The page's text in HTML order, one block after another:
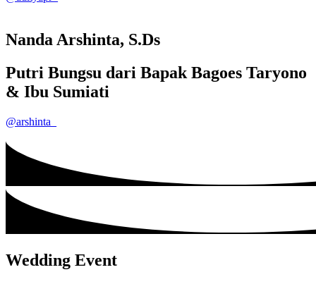
Nanda Arshinta, S.Ds
Putri Bungsu dari Bapak Bagoes Taryono
& Ibu Sumiati
@arshinta_
Wedding Event